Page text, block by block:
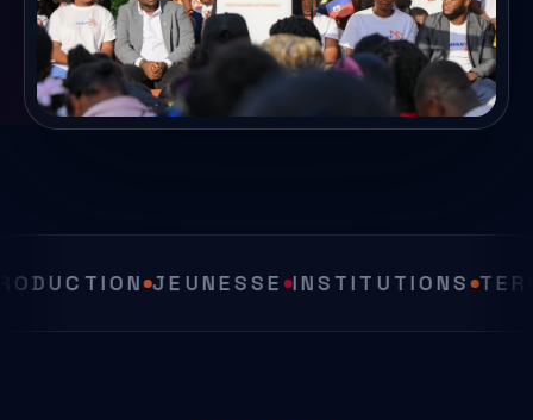
JEUNESSE INSTITUTIONS